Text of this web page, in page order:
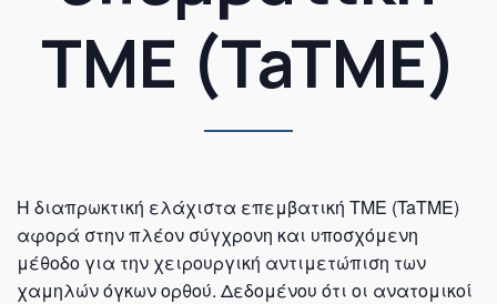
ΤΜΕ (TaTME)
Η διαπρωκτική ελάχιστα επεμβατική ΤΜΕ (TaTME)
αφορά στην πλέον σύγχρονη και υποσχόμενη
μέθοδο για την χειρουργική αντιμετώπιση των
χαμηλών όγκων ορθού. Δεδομένου ότι οι ανατομικοί